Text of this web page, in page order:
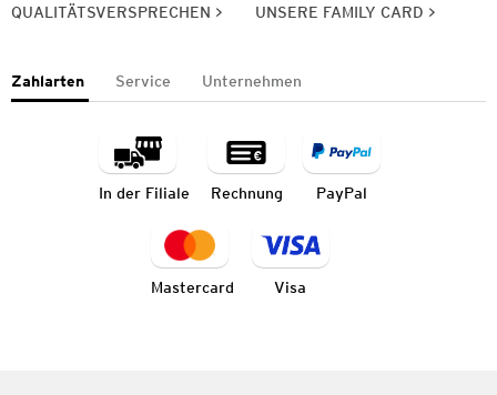
QUALITÄTSVERSPRECHEN UNSERE FAMILY CARD
Zahlarten Service Unternehmen
In der Filiale Rechnung PayPal
Mastercard Visa